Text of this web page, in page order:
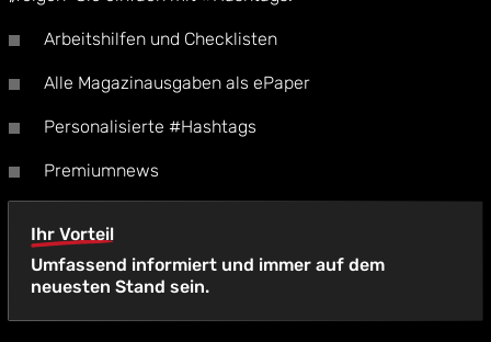
Arbeitshilfen und Checklisten
Alle Magazinausgaben als ePaper
Personalisierte #Hashtags
Premiumnews
Ihr Vorteil
Umfassend informiert und immer auf dem
neuesten Stand sein.